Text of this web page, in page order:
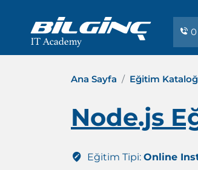
0
Ana Sayfa Eğitim
Node.js
Eğitim Tipi: Online